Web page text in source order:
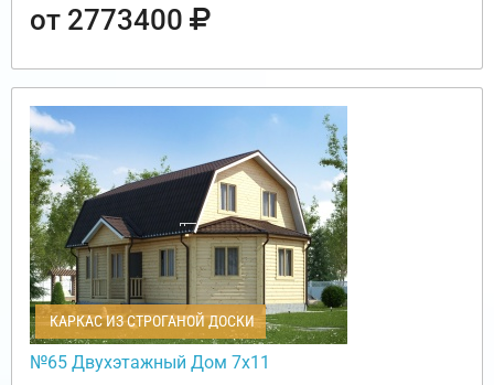
от 2773400
КАРКАС ИЗ СТРОГАНОЙ ДОСКИ
№65 Двухэтажный Дом 7х11